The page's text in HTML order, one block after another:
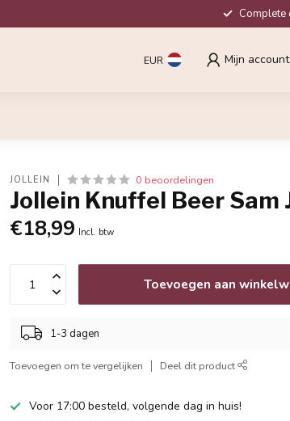
Complete
EUR Mijn account
JOLLEIN 0 beoordelingen
Jollein Knuffel Beer Sam
€18,99 Incl. btw
Toevoegen aan
1-3 dagen
Toevoegen om te vergelijken Deel dit product
Voor 17:00 besteld, volgende dag in huis!